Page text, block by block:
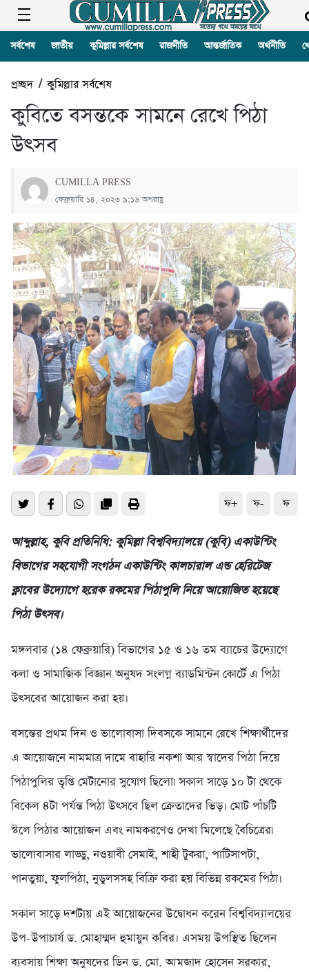
সর্বশেষ জাতীয় কুমিল্লার সর্বশেষ রাজনীতি আন্তর্জাতিক অর্থনীতি
প্রচ্ছদ/কুমিল্লার সর্বশেষ
কুবিতে বসন্তকে সামনে রেখে পিঠা
উৎসব
CUMILLA PRESS
ফেব্রুয়ারি ১৪, ২০২৩ ৯:১৬ অপরাহ্ণ
ফ+ ফ- ফ
আব্দুল্লাহ, কুবি প্রতিনিধি: কুমিল্লা বিশ্ববিদ্যালয়ে (কুবি) একাউন্টিং
বিভাগের সহযোগী সংগঠন একাউন্টিং কালচারাল এন্ড হেরিটেজ
ক্লাবের উদ্যোগে হরেক রকমের পিঠাপুলি নিয়ে আয়োজিত হয়েছে
পিঠা উৎসব।
মঙ্গলবার (১৪ ফেব্রুয়ারি) বিভাগের ১৫ ও ১৬ তম ব্যাচের উদ্যোগে
কলা ও সামাজিক বিজ্ঞান অনুষদ সংলগ্ন ব্যাডমিন্টন কোর্টে এ পিঠা
উৎসবের আয়োজন করা হয়।
বসন্তের প্রথম দিন ও ভালোবাসা দিবসকে সামনে রেখে শিক্ষার্থীদের
এ আয়োজনে নামমাত্র দামে বাহারি নকশা আর স্বাদের পিঠা দিয়ে
পিঠাপুলির তৃপ্তি মেটানোর সুযোগ ছিলো৷ সকাল সাড়ে ১০ টা থেকে
বিকেল ৪টা পর্যন্ত পিঠা উৎসবে ছিল ক্রেতাদের ভিড়। মোট পাঁচটি
স্টলে পিঠার আয়োজন এবং নামকরণেও দেখা মিলেছে বৈচিত্রের৷
ভালোবাসার লাড্ডু, নওয়াবী সেমাই, শাহী টুকরা, পাটিসাপটা,
পানতুয়া, ফুলপিঠা, নুডুলসসহ বিক্রি করা হয় বিভিন্ন রকমের পিঠা।
সকাল সাড়ে দশটায় এই আয়োজনের উদ্বোধন করেন বিশ্ববিদ্যালয়ের
উপ-উপাচার্য ড. মোহাম্মদ হুমায়ুন কবির। এসময় উপস্থিত ছিলেন
ব্যবসায় শিক্ষা অনুষদের ডিন ড. মো. আমজাদ হোসেন সরকার,